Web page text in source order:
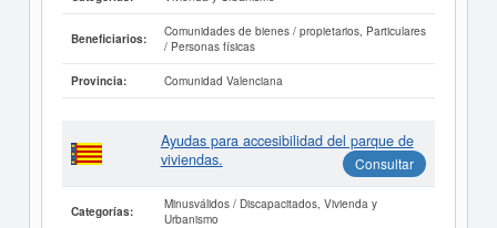
Beneficiarios:
Comunidades de bienes / propietarios, Particulares
/ Personas físicas
Provincia: Comunidad Valenciana
Ayudas para accesibilidad del parque de
viviendas.
Consultar
Categorías:
Minusválidos / Discapacitados, Vivienda y
Urbanismo